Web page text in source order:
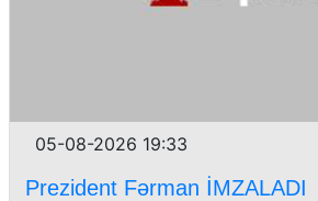
05-08-2026 19:33
Prezident Fərman İMZALADI